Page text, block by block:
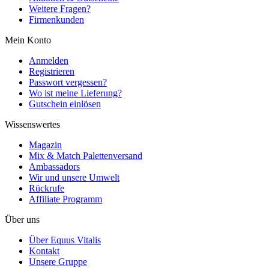
Weitere Fragen?
Firmenkunden
Mein Konto
Anmelden
Registrieren
Passwort vergessen?
Wo ist meine Lieferung?
Gutschein einlösen
Wissenswertes
Magazin
Mix & Match Palettenversand
Ambassadors
Wir und unsere Umwelt
Rückrufe
Affiliate Programm
Über uns
Über Equus Vitalis
Kontakt
Unsere Gruppe